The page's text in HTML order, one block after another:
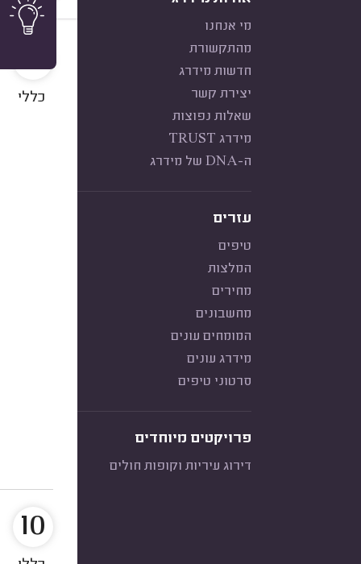
מי אנחנו
מהתקשורת
חדשות מידרג
יצירת קשר
שאלות נפוצות
מידרג TRUST
ה-DNA של מידרג
עזרים
טיפים
המלצות
מחירים
מחשבונים
המומחים עונים
מידרג עונים
סרטוני טיפים
פרויקטים מיוחדים
דירוג עיריות וקופות חולים
10
כללי
10